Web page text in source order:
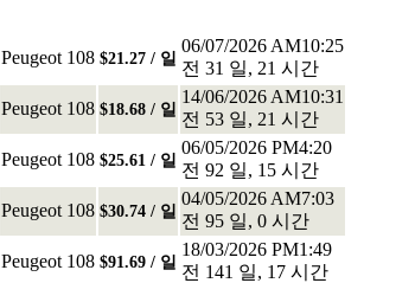
Peugeot 108 $21.27 / 일
06/07/2026 AM10:25
전 31 일, 21 시간
Peugeot 108 $18.68 / 일
14/06/2026 AM10:31
전 53 일, 21 시간
Peugeot 108 $25.61 / 일
06/05/2026 PM4:20
전 92 일, 15 시간
Peugeot 108 $30.74 / 일
04/05/2026 AM7:03
전 95 일, 0 시간
Peugeot 108 $91.69 / 일
18/03/2026 PM1:49
전 141 일, 17 시간